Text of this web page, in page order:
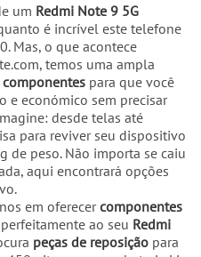
um Redmi Note 9 5G
é incrível este telefone
Mas, o que acontece
temos uma ampla
componentes para que você
e económico sem precisar
desde telas até
para reviver seu dispositivo
de peso. Não importa se caiu
aqui encontrará opções
em oferecercomponentes
ao seu Redmi
peças de reposição para